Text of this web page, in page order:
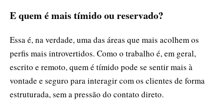
E quem é mais tímido ou reservado?
Essa é, na verdade, uma das áreas que mais acolhem os
perfis mais introvertidos. Como o trabalho é, em geral,
escrito e remoto, quem é tímido pode se sentir mais à
vontade e seguro para interagir com os clientes de forma
estruturada, sem a pressão do contato direto.